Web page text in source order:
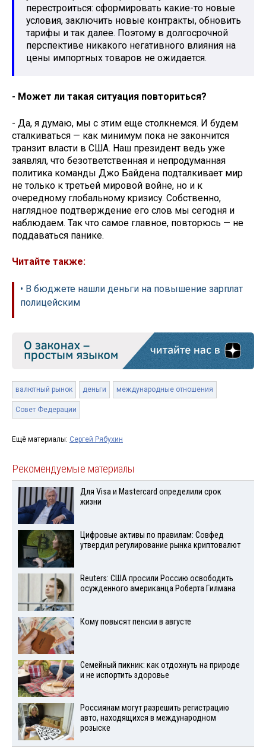
перестроиться: сформировать какие-то новые
условия, заключить новые контракты, обновить
тарифы и так далее. Поэтому в долгосрочной
перспективе никакого негативного влияния на
цены импортных товаров не ожидается.
- Может ли такая ситуация повториться?
- Да, я думаю, мы с этим еще столкнемся. И будем
сталкиваться — как минимум пока не закончится
транзит власти в США. Наш президент ведь уже
заявлял, что безответственная и непродуманная
политика команды Джо Байдена подталкивает мир
не только к третьей мировой войне, но и к
очередному глобальному кризису. Собственно,
наглядное подтверждение его слов мы сегодня и
наблюдаем. Так что самое главное, повторюсь — не
поддаваться панике.
Читайте также:
• В бюджете нашли деньги на повышение зарплат
полицейским
валютный рынок деньги международные отношения
Совет Федерации
Ещё материалы: Сергей Рябухин
Рекомендуемые материалы
Для Visа и Mastercard определили срок
жизни
Цифровые активы по правилам: Совфед
утвердил регулирование рынка криптовалют
Reuters: США просили Россию освободить
осужденного американца Роберта Гилмана
Кому повысят пенсии в августе
Семейный пикник: как отдохнуть на природе
и не испортить здоровье
Россиянам могут разрешить регистрацию
авто, находящихся в международном
розыске